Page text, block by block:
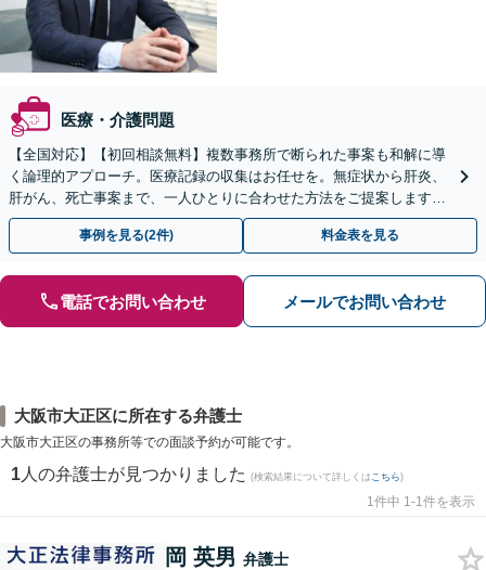
医療・介護問題
【全国対応】【初回相談無料】複数事務所で断られた事案も和解に導
く論理的アプローチ。医療記録の収集はお任せを。無症状から肝炎、
肝がん、死亡事案まで、一人ひとりに合わせた方法をご提案します。
手続きの負担を減らし、権利を守ります。
事例を見る(2件) 料金表を見る
電話でお問い合わせ メールでお問い合わせ
大阪市大正区に所在する弁護士
大阪市大正区の事務所等での面談予約が可能です。
1 人の弁護士が見つかりました (検索結果について詳しくは こちら)
1件中 1-1件を表示
岡 英男 弁護士